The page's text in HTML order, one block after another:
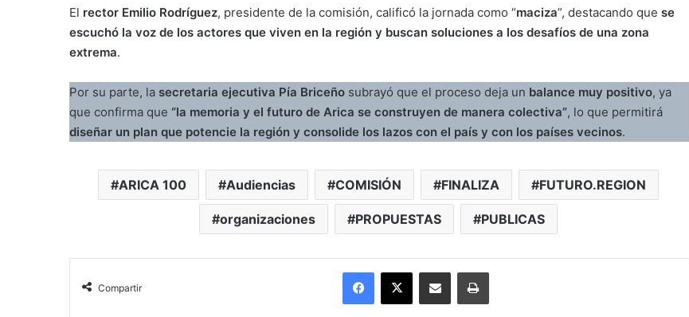
El rector Emilio Rodríguez, presidente de la comisión, calificó la jornada como “maciza”, destacando que se
escuchó la voz de los actores que viven en la región y buscan soluciones a los desafíos de una zona
extrema.
Por su parte, la secretaria ejecutiva Pía Briceño subrayó que el proceso deja un balance muy positivo, ya
que confirma que “la memoria y el futuro de Arica se construyen de manera colectiva”, lo que permitirá
diseñar un plan que potencie la región y consolide los lazos con el país y con los países vecinos.
ARICA 100 Audiencias COMISIÓN FINALIZA FUTURO.REGION
organizaciones PROPUESTAS PUBLICAS
Compartir
Facebook
X Enviar vía email Imprimir